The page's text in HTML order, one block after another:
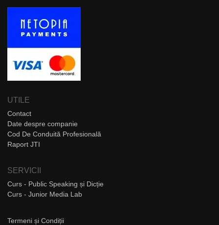
UTILE
Contact
Date despre companie
Cod De Conduită Profesională
Raport JTI
SERVICII
Curs - Public Speaking și Dicție
Curs - Junior Media Lab
Termeni și Condiții